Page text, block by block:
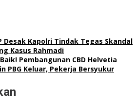
Desak Kapolri Tindak Tegas Skandal
Kasus Rahmadi
Pembangunan CBD Helvetia
PBG Keluar, Pekerja Bersyukur